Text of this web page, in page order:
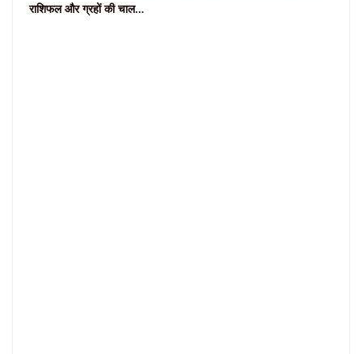
राशिफल और ग्रहों की चाल…